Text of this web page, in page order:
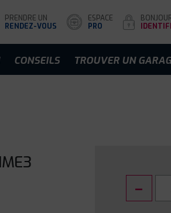
PRENDRE UN
RENDEZ-VOUS
ESPACE
PRO
CONSEILS TROUVER UN